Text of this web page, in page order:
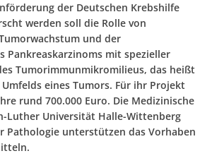
der Deutschen Krebshilfe
werden soll die Rolle von
und der
Pankreaskarzinoms mit spezieller
Tumorimmunmikromilieus, das heißt
eines Tumors. Für ihr Projekt
rund 700.000 Euro. Die Medizinische
Luther Universität Halle-Wittenberg
Pathologie unterstützen das Vorhaben